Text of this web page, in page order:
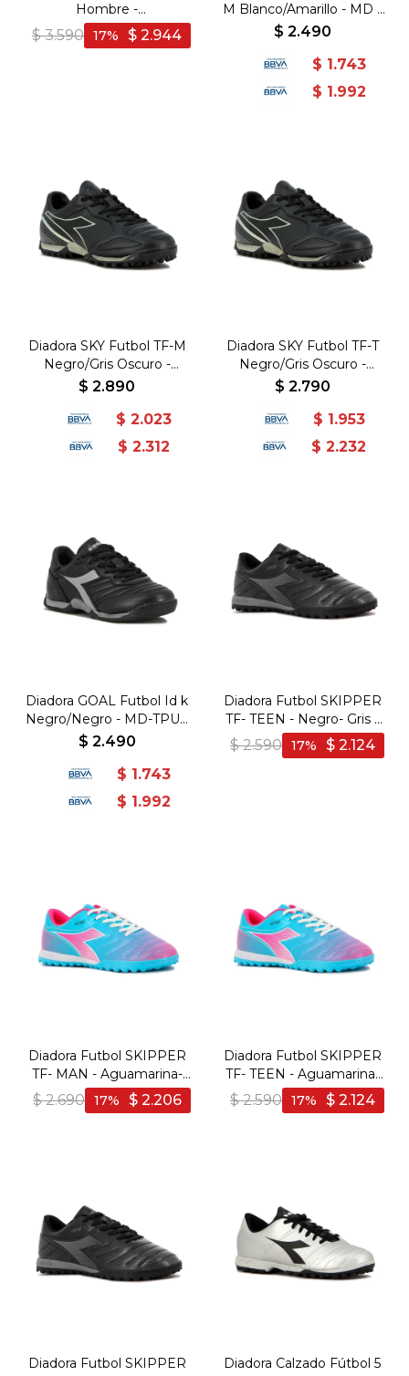
Hombre -
Aguamarina/Blanco -
Aguamarina-Blanco
$ 3.590 $ 2.944
17
M Blanco/Amarillo - MD -
TPU - Blanco-Amarillo
$ 2.490
$ 1.743
$ 1.992
Diadora SKY Futbol TF-M
Negro/Gris Oscuro -
PU/RB+EVA - Negro-Gris
$ 2.890
$ 2.023
$ 2.312
Diadora SKY Futbol TF-T
Negro/Gris Oscuro -
PU/RB+EVA - Negro-Gris
$ 2.790
$ 1.953
$ 2.232
Diadora GOAL Futbol Id k
Negro/Negro - MD-TPU -
Negro-Negro
$ 2.490
$ 1.743
$ 1.992
Diadora Futbol SKIPPER
TF- TEEN - Negro- Gris -
Negro-Gris
$ 2.590 $ 2.124
17
Diadora Futbol SKIPPER
TF- MAN - Aguamarina-
Fucsia - Aguamarina-
Fucsia
$ 2.690 $ 2.206
17
Diadora Futbol SKIPPER
TF- TEEN - Aguamarina-
Fucsia - Aguamarina-
Fucsia
$ 2.590 $ 2.124
17
Diadora Futbol SKIPPER
Diadora Calzado Fútbol 5